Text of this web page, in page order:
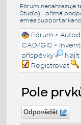
Fórum nenahrazuje
Studio) - přímá
Fórum >
CAD/GIS >
příspěvky
Najít
Registrovat
Pole
Odpovědět